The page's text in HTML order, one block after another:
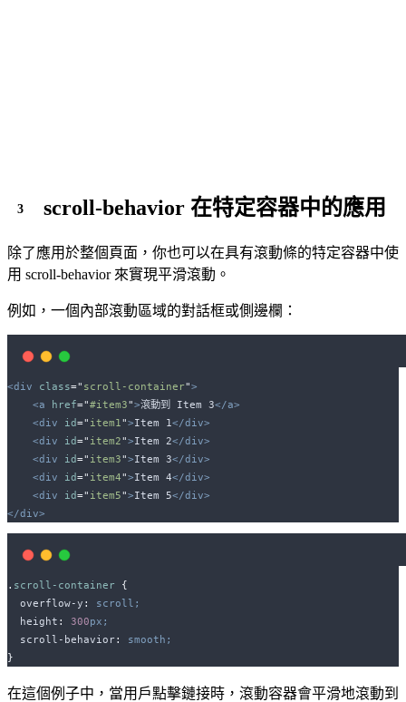
scroll-behavior 在特定容器中的應用
除了應用於整個頁面，你也可以在具有滾動條的特定容器中使
用 scroll-behavior 來實現平滑滾動。
例如，一個內部滾動區域的對話框或側邊欄：
<div class=" scroll-container">
<a
href="#item3">滾動到 Item 3</a>
<div
id=" item1">Item 1</div>
<div
id=" item2">Item 2</div>
<div
id=" item3">Item 3</div>
<div
id=" item4">Item 4</div>
<div
id=" item5">Item 5</div>
</div>
. scroll-container {
overflow-y :
scroll;
height : 300px;
scroll-behavior:
smooth;
}
在這個例子中，當用戶點擊鏈接時，滾動容器會平滑地滾動到